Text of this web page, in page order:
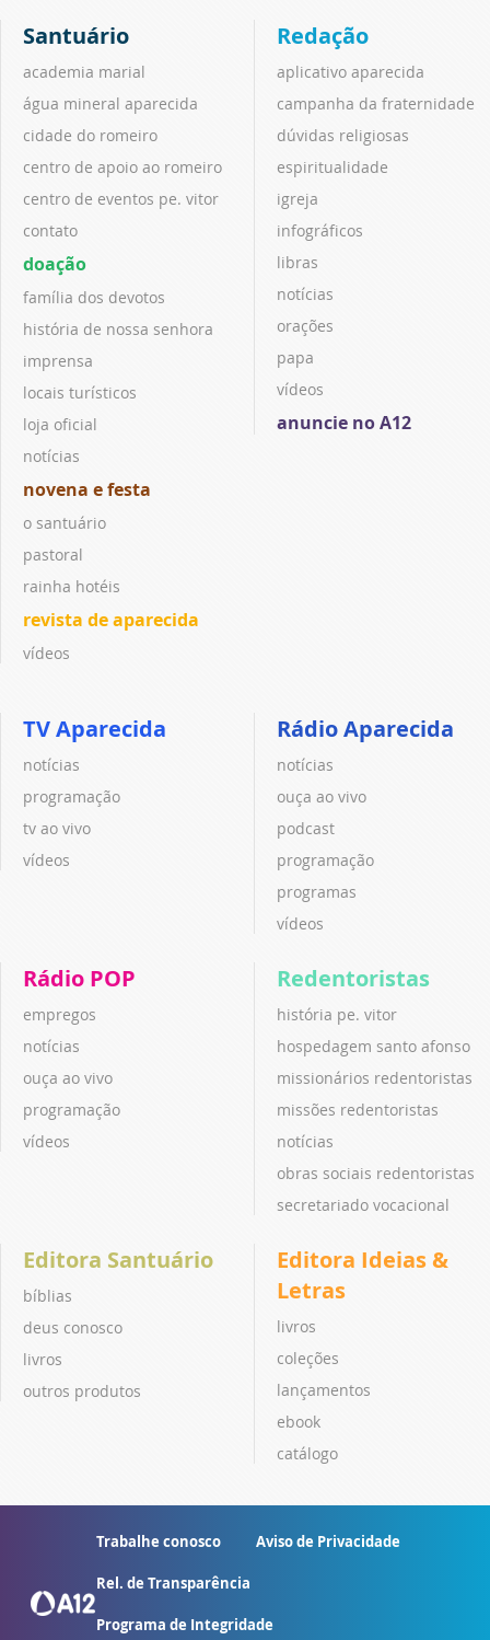
Santuário
academia marial
água mineral aparecida
cidade do romeiro
centro de apoio ao romeiro
centro de eventos pe. vitor
contato
doação
família dos devotos
história de nossa senhora
imprensa
locais turísticos
loja oficial
notícias
novena e festa
o santuário
pastoral
rainha hotéis
revista de aparecida
vídeos
Redação
aplicativo aparecida
campanha da fraternidade
dúvidas religiosas
espiritualidade
igreja
infográficos
libras
notícias
orações
papa
vídeos
anuncie no A12
TV Aparecida
notícias
programação
tv ao vivo
vídeos
Rádio Aparecida
notícias
ouça ao vivo
podcast
programação
programas
vídeos
Rádio POP
empregos
notícias
ouça ao vivo
programação
vídeos
Redentoristas
história pe. vitor
hospedagem santo afonso
missionários redentoristas
missões redentoristas
notícias
obras sociais redentoristas
secretariado vocacional
Editora Santuário
bíblias
deus conosco
livros
outros produtos
Editora Ideias &
Letras
livros
coleções
lançamentos
ebook
catálogo
Trabalhe conosco Aviso de Privacidade
Rel. de Transparência
Programa de Integridade